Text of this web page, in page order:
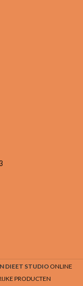
DIEET STUDIOONLINE
PRODUCTEN